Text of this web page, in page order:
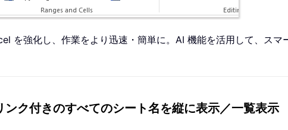
を強化し、作業をより迅速・簡単に。AI 機能を活用して、スマ
ク付きのすべてのシート名を縦に表示／一覧表示